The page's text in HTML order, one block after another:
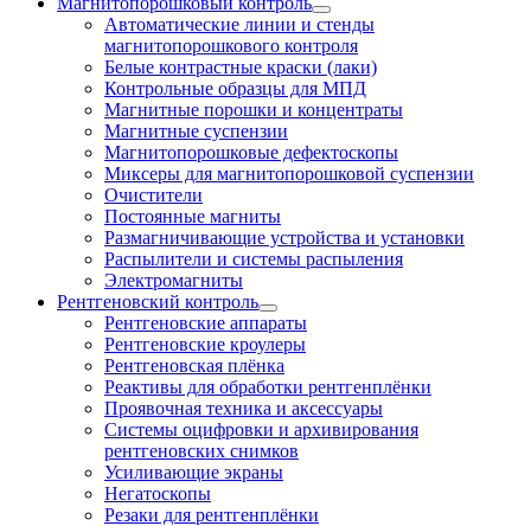
Автоматические линии и стенды
магнитопорошкового контроля
Белые контрастные краски (лаки)
Контрольные образцы для МПД
Магнитные порошки и концентраты
Магнитные суспензии
Магнитопорошковые дефектоскопы
Миксеры для магнитопорошковой суспензии
Очистители
Постоянные магниты
Размагничивающие устройства и установки
Распылители и системы распыления
Электромагниты
Рентгеновский контроль
Рентгеновские аппараты
Рентгеновские кроулеры
Рентгеновская плёнка
Реактивы для обработки рентгенплёнки
Проявочная техника и аксессуары
Системы оцифровки и архивирования
рентгеновских снимков
Усиливающие экраны
Негатоскопы
Резаки для рентгенплёнки